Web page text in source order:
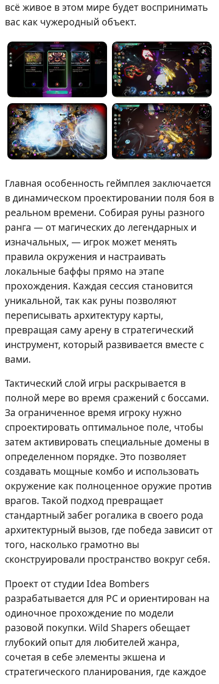
всё живое в этом мире будет воспринимать
вас как чужеродный объект.
Главная особенность геймплея заключается
в динамическом проектировании поля боя в
реальном времени. Собирая руны разного
ранга — от магических до легендарных и
изначальных, — игрок может менять
правила окружения и настраивать
локальные баффы прямо на этапе
прохождения. Каждая сессия становится
уникальной, так как руны позволяют
переписывать архитектуру карты,
превращая саму арену в стратегический
инструмент, который развивается вместе с
вами.
Тактический слой игры раскрывается в
полной мере во время сражений с боссами.
За ограниченное время игроку нужно
спроектировать оптимальное поле, чтобы
затем активировать специальные домены в
определенном порядке. Это позволяет
создавать мощные комбо и использовать
окружение как полноценное оружие против
врагов. Такой подход превращает
стандартный забег рогалика в своего рода
архитектурный вызов, где победа зависит от
того, насколько грамотно вы
сконструировали пространство вокруг себя.
Проект от студии Idea Bombers
разрабатывается для PC и ориентирован на
одиночное прохождение по модели
разовой покупки. Wild Shapers обещает
глубокий опыт для любителей жанра,
сочетая в себе элементы экшена и
стратегического планирования, где каждое